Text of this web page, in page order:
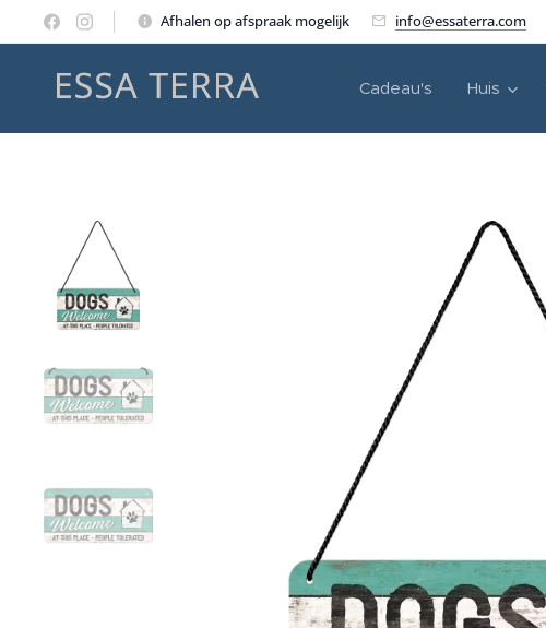
Afhalen op afspraak mogelijk info@essaterra.com
Cadeau's Huis